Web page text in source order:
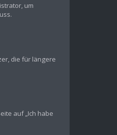
um
die für längere
auf „Ich habe